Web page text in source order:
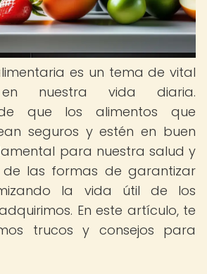
es un tema de vital
en nuestra vida diaria.
que los alimentos que
seguros y estén en buen
para nuestra salud y
de las formas de garantizar
la vida útil de los
En este artículo, te
trucos y consejos para